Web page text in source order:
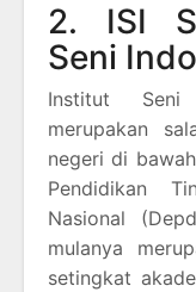
2. ISI
Seni
Institut Seni
merupakan
negeri di
Pendidikan
Nasional
mulanya
setingkat